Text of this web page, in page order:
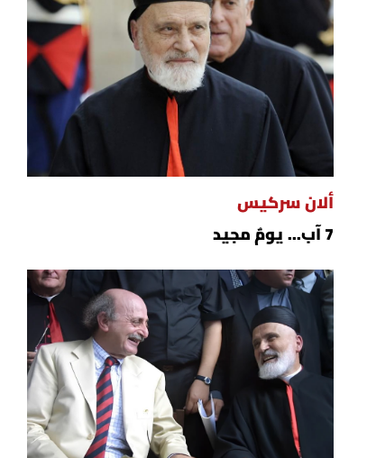
ألان سركيس
7 آب... يومٌ مجيد